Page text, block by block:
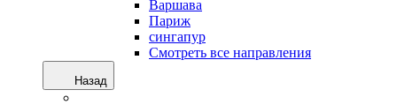
Варшава
Париж
сингапур
Смотреть все направления
Назад